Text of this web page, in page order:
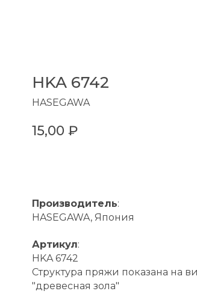
HKA 6742
HASEGAWA
15,00 ₽
Производитель:
HASEGAWA, Япония
Артикул:
HKA 6742
Структура пряжи показана на
"древесная зола"